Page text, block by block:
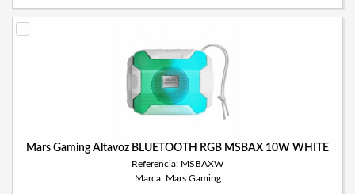
Mars Gaming Altavoz BLUETOOTH RGB MSBAX 10W WHITE
Referencia: MSBAXW
Marca: Mars Gaming